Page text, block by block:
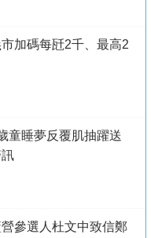
加碼每瓩2千、最高2
童睡夢反覆肌抽躍送
參選人杜文中致信鄭